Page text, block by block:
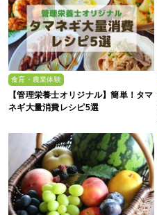
食育・農業体験
【管理栄養士オリジナル】簡単！タマ
ネギ大量消費レシピ5選